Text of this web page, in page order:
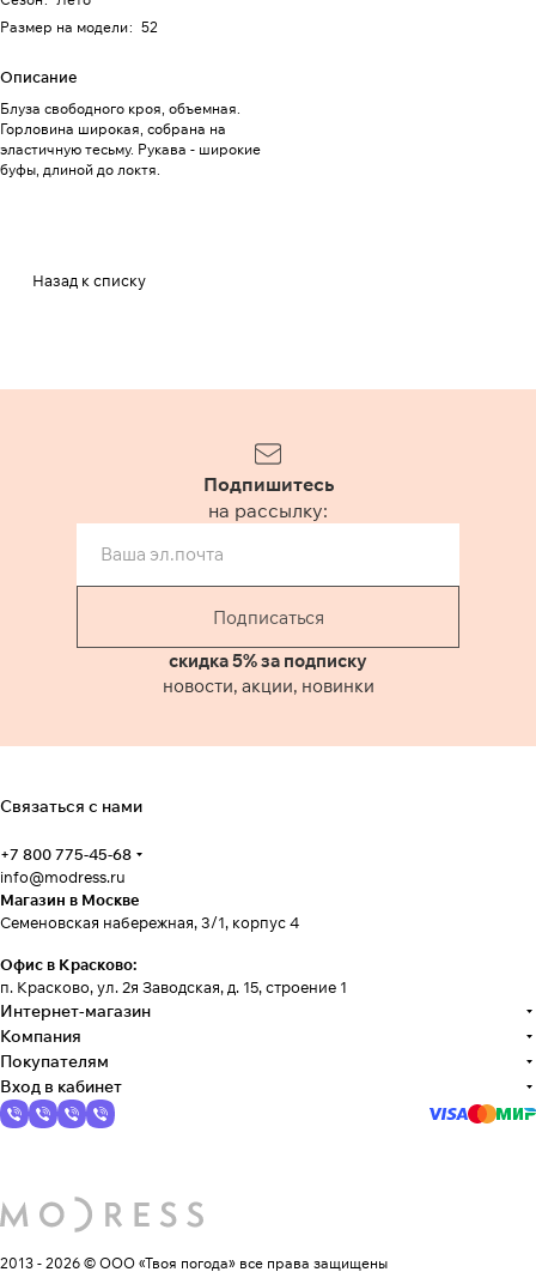
Размер на модели: 52
Описание
Блуза свободного кроя, объемная.
Горловина широкая, собрана на
эластичную тесьму. Рукава - широкие
буфы, длиной до локтя.
Назад к списку
Подпишитесь
на рассылку:
Подписаться
скидка 5% за подписку
новости, акции, новинки
Связаться с нами
+7 800 775-45-68
info@modress.ru
Магазин в Москве
Семеновская набережная, 3/1, корпус 4
Офис в Красково:
п. Красково, ул. 2я Заводская, д. 15, строение 1
Интернет-магазин
Компания
Покупателям
Вход в кабинет
2013 - 2026 © ООО «Твоя погода» все права защищены